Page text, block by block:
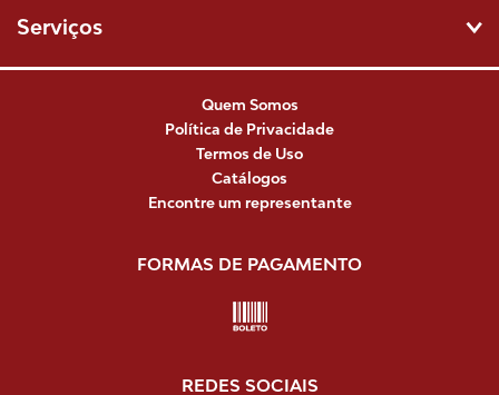
Serviços
Quem Somos
Política de Privacidade
Termos de Uso
Catálogos
Encontre um representante
FORMAS DE PAGAMENTO
REDES SOCIAIS